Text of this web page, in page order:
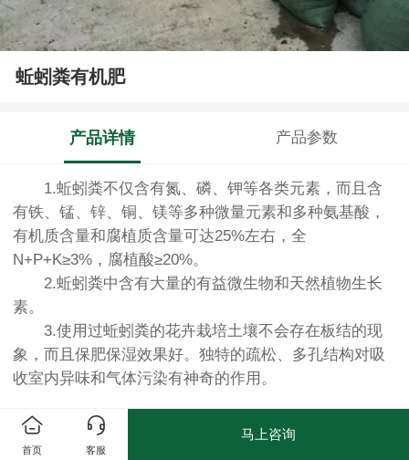
蚯蚓粪有机肥
产品详情 产品参数
1.蚯蚓粪不仅含有氮、磷、钾等各类元素，而且含
有铁、锰、锌、铜、镁等多种微量元素和多种氨基酸，
有机质含量和腐植质含量可达25%左右，全
N+P+K≥3%，腐植酸≥20%。
2.蚯蚓粪中含有大量的有益微生物和天然植物生长
素。
3.使用过蚯蚓粪的花卉栽培土壤不会存在板结的现
象，而且保肥保湿效果好。独特的疏松、多孔结构对吸
收室内异味和气体污染有神奇的作用。
首页 客服
马上咨询